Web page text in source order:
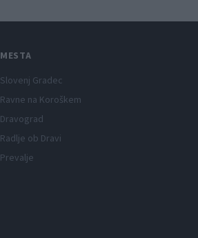
MESTA
Slovenj Gradec
Ravne na Koroškem
Dravograd
Radlje ob Dravi
Prevalje